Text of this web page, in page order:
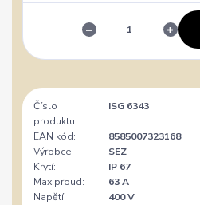
Číslo
produktu:
ISG 6343
EAN kód:
8585007323168
Výrobce:
SEZ
Krytí:
IP 67
Max.proud:
63 A
Napětí:
400 V